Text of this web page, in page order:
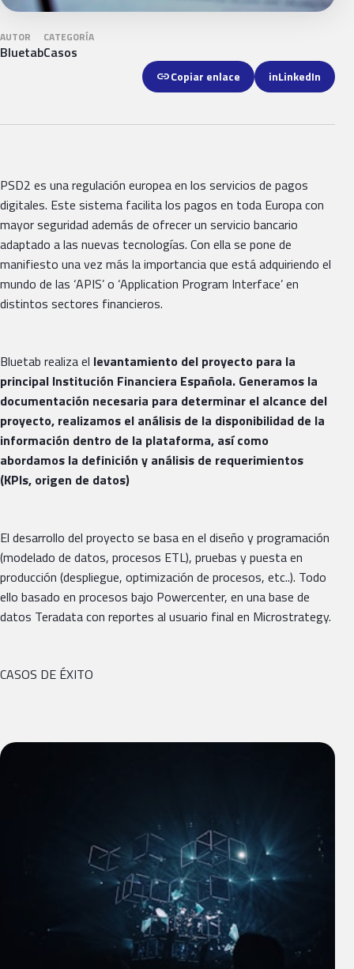
AUTOR
Bluetab
CATEGORÍA
Casos
linkCopiar enlace inLinkedIn
PSD2 es una regulación europea en los servicios de pagos
digitales. Este sistema facilita los pagos en toda Europa con
mayor seguridad además de ofrecer un servicio bancario
adaptado a las nuevas tecnologías. Con ella se pone de
manifiesto una vez más la importancia que está adquiriendo el
mundo de las ‘APIS’ o ‘Application Program Interface’ en
distintos sectores financieros.
Bluetab realiza el levantamiento del proyecto para la
principal Institución Financiera Española. Generamos la
documentación necesaria para determinar el alcance del
proyecto, realizamos el análisis de la disponibilidad de la
información dentro de la plataforma, así como
abordamos la definición y análisis de requerimientos
(KPIs, origen de datos)
El desarrollo del proyecto se basa en el diseño y programación
(modelado de datos, procesos ETL), pruebas y puesta en
producción (despliegue, optimización de procesos, etc..). Todo
ello basado en procesos bajo Powercenter, en una base de
datos Teradata con reportes al usuario final en Microstrategy.
CASOS DE ÉXITO